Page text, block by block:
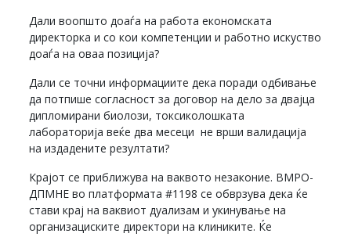
Дали воопшто доаѓа на работа економската
директорка и со кои компетенции и работно искуство
доаѓа на оваа позиција?
Дали се точни информациите дека поради одбивање
да потпише согласност за договор на дело за двајца
дипломирани биолози, токсиколошката
лабораторија веќе два месеци не врши валидација
на издадените резултати?
Крајот се приближува на ваквото незаконие. ВМРО-
ДПМНЕ во платформата #1198 се обврзува дека ќе
стави крај на ваквиот дуализам и укинување на
организациските директори на клиниките. Ќе